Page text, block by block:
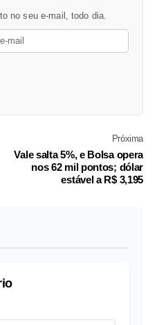
no seu e-mail, todo dia.
Próxima
Vale salta 5%, e Bolsa opera
nos 62 mil pontos; dólar
estável a R$ 3,195